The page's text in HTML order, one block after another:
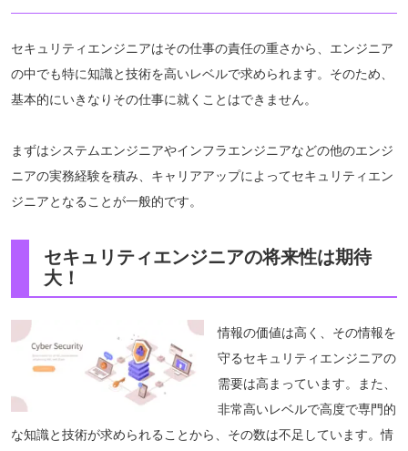
セキュリティエンジニアはその仕事の責任の重さから、エンジニア
の中でも特に知識と技術を高いレベルで求められます。そのため、
基本的にいきなりその仕事に就くことはできません。
まずはシステムエンジニアやインフラエンジニアなどの他のエンジ
ニアの実務経験を積み、キャリアアップによってセキュリティエン
ジニアとなることが一般的です。
セキュリティエンジニアの将来性は期待
大！
情報の価値は高く、その情報を
守るセキュリティエンジニアの
需要は高まっています。また、
非常高いレベルで高度で専門的
な知識と技術が求められることから、その数は不足しています。情